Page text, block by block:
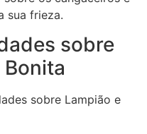
sua frieza.
sobre
sobre Lampião e